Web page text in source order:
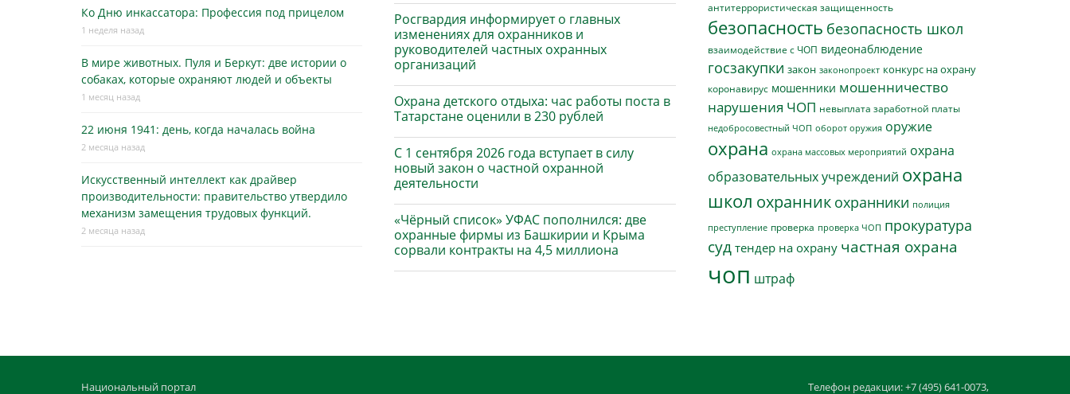
Ко Дню инкассатора: Профессия под прицелом
1 неделя назад
В мире животных. Пуля и Беркут: две истории о
собаках, которые охраняют людей и объекты
1 месяц назад
22 июня 1941: день, когда началась война
2 месяца назад
Искусственный интеллект как драйвер
производительности: правительство утвердило
механизм замещения трудовых функций.
2 месяца назад
Росгвардия информирует о главных
изменениях для охранников и
руководителей частных охранных
организаций
Охрана детского отдыха: час работы поста в
Татарстане оценили в 230 рублей
С 1 сентября 2026 года вступает в силу
новый закон о частной охранной
деятельности
«Чёрный список» УФАС пополнился: две
охранные фирмы из Башкирии и Крыма
сорвали контракты на 4,5 миллиона
антитеррористическая защищенность
безопасность безопасность школ
взаимодействие с ЧОП видеонаблюдение
госзакупки закон законопроект конкурс на охрану
коронавирус мошенники мошенничество
нарушения ЧОП невыплата заработной платы
недобросовестный ЧОП оборот оружия оружие
охрана охрана массовых мероприятий охрана
образовательных учреждений охрана
школ охранник охранники полиция
преступление проверка проверка ЧОП прокуратура
суд тендер на охрану частная охрана
чоп штраф
Национальный портал Телефон редакции: +7 (495) 641-0073,